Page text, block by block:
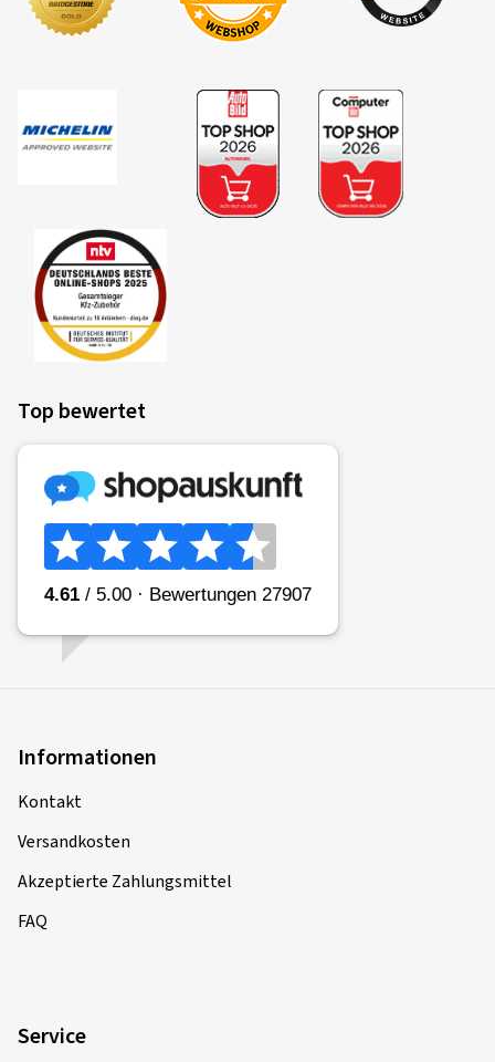
Top bewertet
Informationen
Kontakt
Versandkosten
Akzeptierte Zahlungsmittel
FAQ
Service